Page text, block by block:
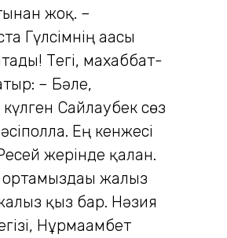
жоқ. –
Гүлсімнің ағасы
Тегі, махаббат-
– Бәле,
Сайлаубек сөз
Ең кенжесі
жерінде қалған.
жалғыз
қыз бар. Нәзия
Нұрмағамбет